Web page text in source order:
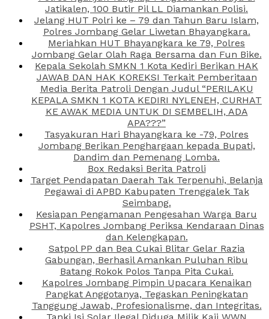
Jatikalen, 100 Butir Pil LL Diamankan Polisi.
Jelang HUT Polri ke – 79 dan Tahun Baru Islam,
Polres Jombang Gelar Liwetan Bhayangkara.
Meriahkan HUT Bhayangkara ke 79, Polres
Jombang Gelar Olah Raga Bersama dan Fun Bike.
Kepala Sekolah SMKN 1 Kota Kediri Berikan HAK
JAWAB DAN HAK KOREKSI Terkait Pemberitaan
Media Berita Patroli Dengan Judul “PERILAKU
KEPALA SMKN 1 KOTA KEDIRI NYLENEH, CURHAT
KE AWAK MEDIA UNTUK DI SEMBELIH, ADA
APA???”
Tasyakuran Hari Bhayangkara ke -79, Polres
Jombang Berikan Penghargaan kepada Bupati,
Dandim dan Pemenang Lomba.
Box Redaksi Berita Patroli
Target Pendapatan Daerah Tak Terpenuhi, Belanja
Pegawai di APBD Kabupaten Trenggalek Tak
Seimbang.
Kesiapan Pengamanan Pengesahan Warga Baru
PSHT, Kapolres Jombang Periksa Kendaraan Dinas
dan Kelengkapan.
Satpol PP dan Bea Cukai Blitar Gelar Razia
Gabungan, Berhasil Amankan Puluhan Ribu
Batang Rokok Polos Tanpa Pita Cukai.
Kapolres Jombang Pimpin Upacara Kenaikan
Pangkat Anggotanya, Tegaskan Peningkatan
Tanggung Jawab, Profesionalisme, dan Integritas.